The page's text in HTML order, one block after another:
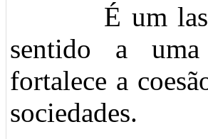
É um lastro
sentido a uma
fortalece a
sociedades.